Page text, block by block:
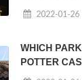
2022-01-26
WHICH
POTTER